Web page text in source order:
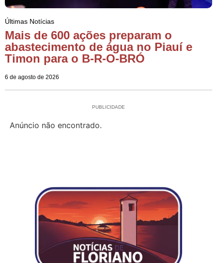
Últimas Notícias
Mais de 600 ações preparam o
abastecimento de água no Piauí e
Timon para o B-R-O-BRÓ
6 de agosto de 2026
PUBLICIDADE
Anúncio não encontrado.